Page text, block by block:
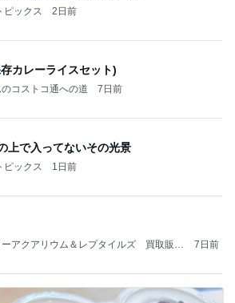
ピックス 2日前
カレーライスセット)
コストコ通への道 7日前
上で入ってないその光景
ピックス 1日前
ーアクアリウム＆レプタイルズ 買取販売
7日前